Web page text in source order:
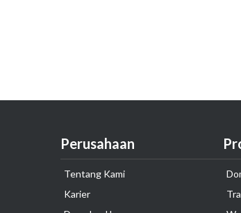
Perusahaan
Tentang Kami
Karier